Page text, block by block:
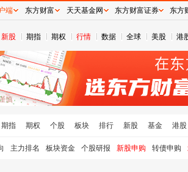
新股 期指 期权 行情 数据 全球 美股 港
期指 期权 个股 板块 排行 新股 基金 港股
主力排名 板块资金 个股研报 新股申购 转债申购
端 东方财富 天天基金网 东方财富证券 东方